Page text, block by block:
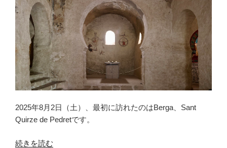
Cortinada）”
2025年8月2日（土）、最初に訪れたのはBerga、Sant
Quirze de Pedretです。
“ベ
続きを読む